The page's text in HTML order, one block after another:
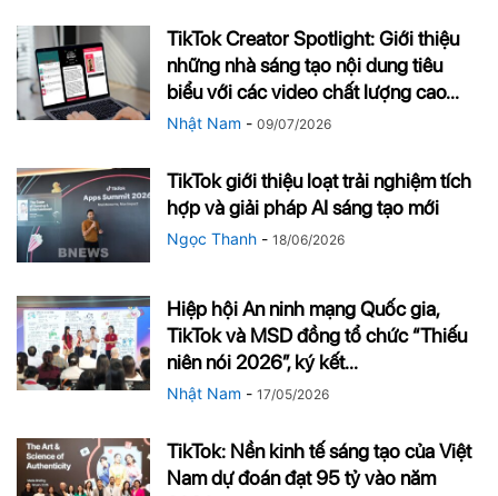
TikTok Creator Spotlight: Giới thiệu
những nhà sáng tạo nội dung tiêu
biểu với các video chất lượng cao...
Nhật Nam - 09/07/2026
TikTok giới thiệu loạt trải nghiệm tích
hợp và giải pháp AI sáng tạo mới
Ngọc Thanh - 18/06/2026
Hiệp hội An ninh mạng Quốc gia,
TikTok và MSD đồng tổ chức “Thiếu
niên nói 2026″, ký kết...
Nhật Nam - 17/05/2026
TikTok: Nền kinh tế sáng tạo của Việt
Nam dự đoán đạt 95 tỷ vào năm